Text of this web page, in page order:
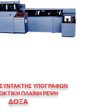
ΥΠΟΓΡΑΦΩΝ
ΠΛΑΪΝΗ ΡΕΨΗ
ΔΟΞΑ